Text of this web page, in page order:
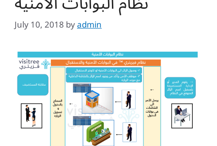
July 10, 2018byadmin